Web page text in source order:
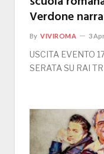
Verdone
By VIVIROMA 3
USCITA EVENTO
SERATA SU RAI